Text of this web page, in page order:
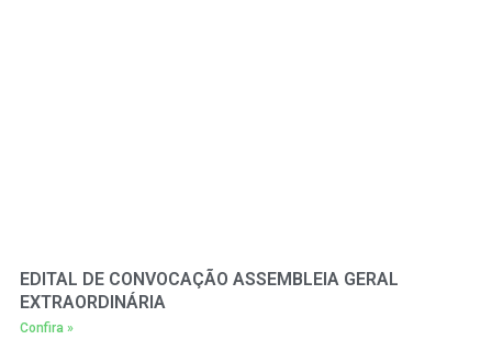
EDITAL DE CONVOCAÇÃO ASSEMBLEIA GERAL
EXTRAORDINÁRIA
Confira »